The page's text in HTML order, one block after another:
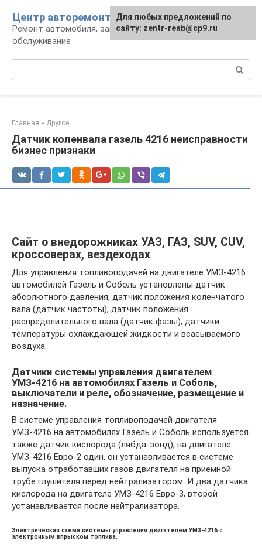
контенту
Центр авторемонта
Ремонт автомобиля, запчасти и
обслуживание
Главная » Другое
Датчик коленвала газель 4216 неисправности
бизнес признаки
Сайт о внедорожниках УАЗ, ГАЗ, SUV, CUV,
кроссоверах, вездеходах
Для управления топливоподачей на двигателе УМЗ-4216
автомобилей Газель и Соболь установлены датчик
абсолютного давления, датчик положения коленчатого
вала (датчик частоты), датчик положения
распределительного вала (датчик фазы), датчики
температуры охлаждающей жидкости и всасываемого
воздуха.
Датчики системы управления двигателем
УМЗ-4216 на автомобилях Газель и Соболь,
выключатели и реле, обозначение, размещение и
назначение.
В системе управления топливоподачей двигателя
УМЗ-4216 на автомобилях Газель и Соболь используется
также датчик кислорода (лябда-зонд), на двигателе
УМЗ-4216 Евро-2 один, он устанавливается в системе
выпуска отработавших газов двигателя на приемной
трубе глушителя перед нейтрализатором. И два датчика
кислорода на двигателе УМЗ-4216 Евро-3, второй
устанавливается после нейтрализатора.
Электрическая схема системы управления двигателем УМЗ-4216 с
электронным впрыском топлива.
Для любых предложений по
сайту: zentr-reab@cp9.ru